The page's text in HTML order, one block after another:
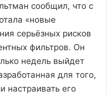
сообщил, что с
«новые
серьёзных рисков
фильтров. Он
недель выйдет
для того,
настраивать его